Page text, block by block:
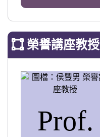
榮譽講座教授
Prof.